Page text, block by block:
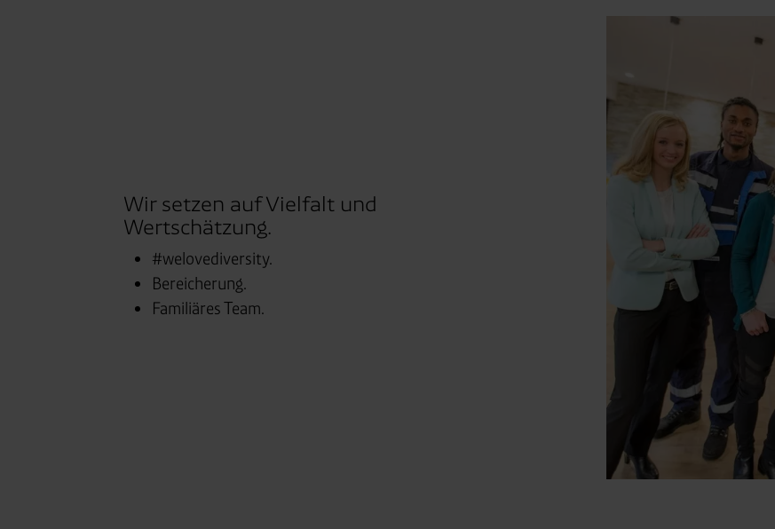
angemessenes Datenschutzniveau erfolgt, stellen wir geeignete Garantien gemäß Art. 46
Westfalen AG & Co. KG, Industrieweg 43, 48155 Münster E-Mail:
Wir setzen auf Vielfalt und
Wertschätzung.
#welovediversity.
Bereicherung.
Familiäres Team.